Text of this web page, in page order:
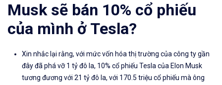
Musk sẽ bán 10% cổ phiếu
của mình ở Tesla?
Xin nhắc lại rằng, với mức vốn hóa thị trường của công ty gần
đây đã phá vỡ 1 tỷ đô la, 10% cổ phiếu Tesla của Elon Musk
tương đương với 21 tỷ đô la, với 170.5 triệu cổ phiếu mà ông